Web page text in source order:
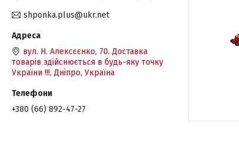
shponka.plus@ukr.net
вул. Н. Алексєєнко, 70. Доставка
товарів здійснюється в будь-яку точку
України !!!, Дніпро, Україна
+380 (66) 892-47-27